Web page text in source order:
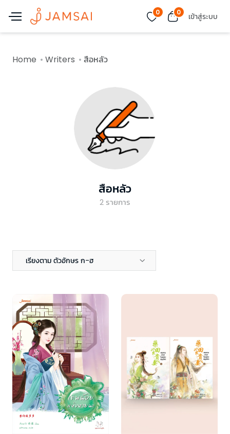
0 0 เข้าสู่ระบบ
Home Writers สือหลัว
สือหลัว
2รายการ
เรียงตาม ตัวอักษร ก-ฮ